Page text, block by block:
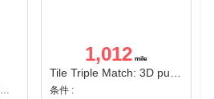
条件 : インストール後、条件達成
1,012
Tile Triple Match: 3D puzzle
条件 :